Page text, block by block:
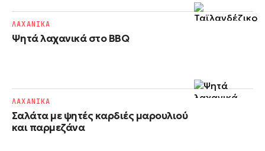
Ψητά λαχανικά στο BBQ
ΛΑΧΑΝΙΚΑ
Σαλάτα με ψητές καρδιές μαρουλιού
και παρμεζάνα
ΛΑΧΑΝΙΚΑ